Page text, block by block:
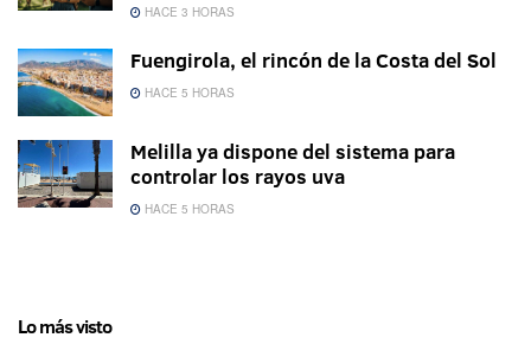
HACE 3 HORAS
Fuengirola, el rincón de la Costa del Sol
HACE 5 HORAS
Melilla ya dispone del sistema para
controlar los rayos uva
HACE 5 HORAS
Lo más visto